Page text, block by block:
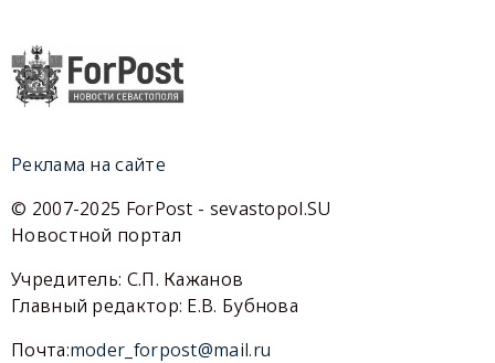
Реклама на сайте
© 2007-2025 ForPost - sevastopol.SU
Новостной портал
Учредитель: С.П. Кажанов
Главный редактор: Е.В. Бубнова
Почта:moder_forpost@mail.ru